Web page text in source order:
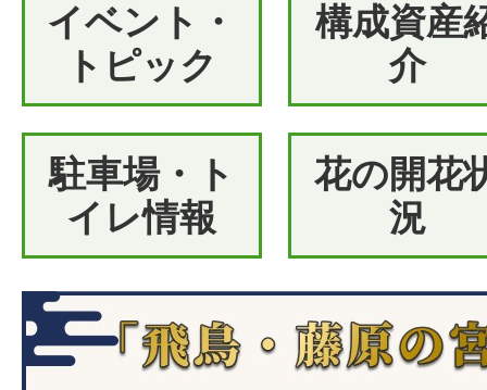
イベント・
トピック
構成資産
介
駐車場・ト
イレ情報
花の開花
況